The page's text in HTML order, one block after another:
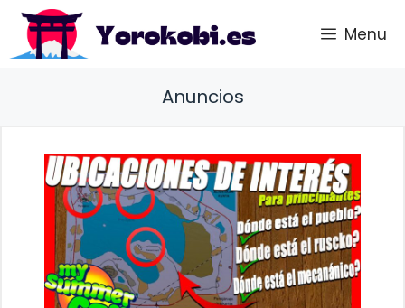
Saltar
contenido
Menu
Anuncios